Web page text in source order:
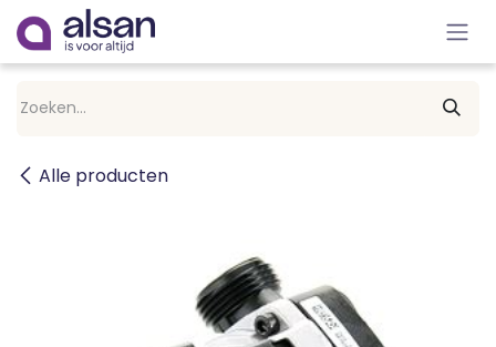
Overslaan naar inhoud
Alle producten